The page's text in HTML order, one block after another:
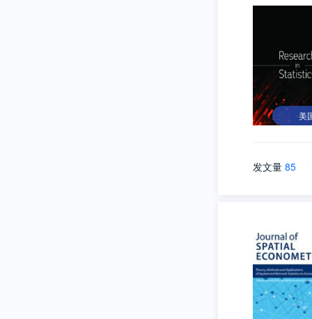
美
发文量 85